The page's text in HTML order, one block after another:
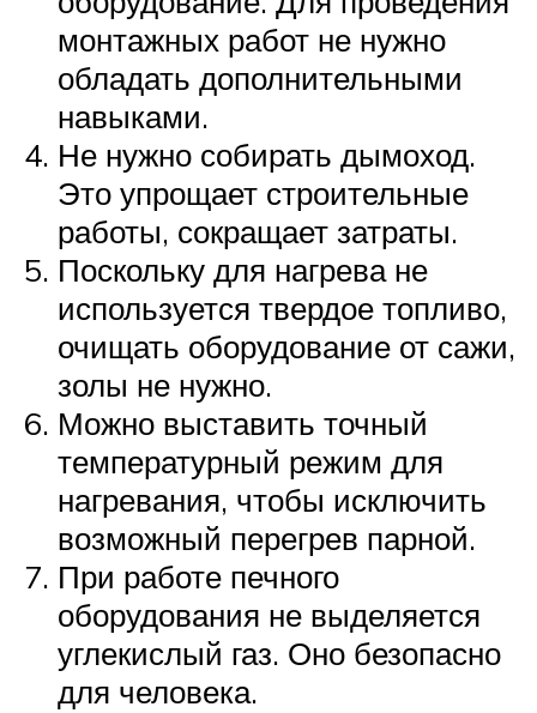
монтажных работ не нужно
обладать дополнительными
навыками.
Не нужно собирать дымоход.
Это упрощает строительные
работы, сокращает затраты.
Поскольку для нагрева не
используется твердое топливо,
очищать оборудование от сажи,
золы не нужно.
Можно выставить точный
температурный режим для
нагревания, чтобы исключить
возможный перегрев парной.
При работе печного
оборудования не выделяется
углекислый газ. Оно безопасно
для человека.